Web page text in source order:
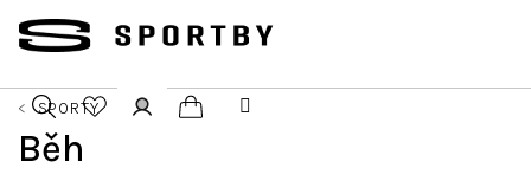
obsah
Hledat
SPORTY
Běh